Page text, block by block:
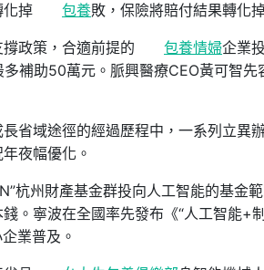
化掉
包養敗，保險將賠付結果轉化
政策，合適前提的 包養情婦企業
多補助50萬元。脈興醫療CEO黃可智
省域途徑的經過歷程中，一系列立異
夜幅優化。
杭州財產基金群投向人工智能的基金
。寧波在全國率先發布《“人工智能+
業普及。